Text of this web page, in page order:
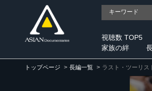
視聴数 TOP5
家族の絆
トップページ 長編一覧 ラスト・ツーリス